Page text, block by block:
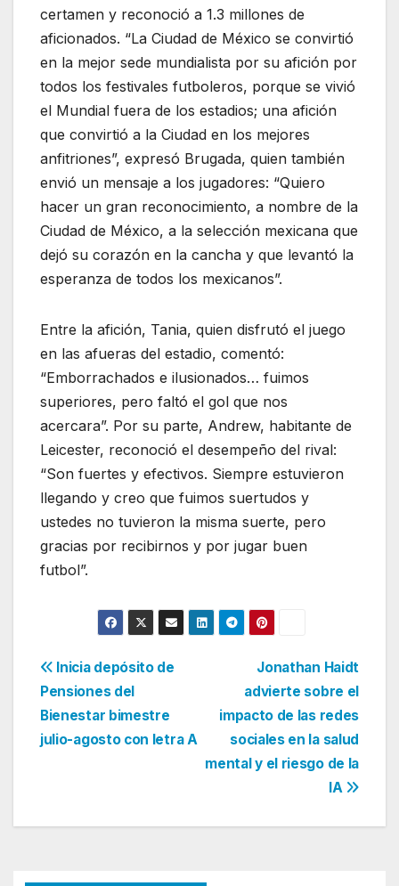
certamen y reconoció a 1.3 millones de
aficionados. “La Ciudad de México se convirtió
en la mejor sede mundialista por su afición por
todos los festivales futboleros, porque se vivió
el Mundial fuera de los estadios; una afición
que convirtió a la Ciudad en los mejores
anfitriones”, expresó Brugada, quien también
envió un mensaje a los jugadores: “Quiero
hacer un gran reconocimiento, a nombre de la
Ciudad de México, a la selección mexicana que
dejó su corazón en la cancha y que levantó la
esperanza de todos los mexicanos”.
Entre la afición, Tania, quien disfrutó el juego
en las afueras del estadio, comentó:
“Emborrachados e ilusionados… fuimos
superiores, pero faltó el gol que nos
acercara”. Por su parte, Andrew, habitante de
Leicester, reconoció el desempeño del rival:
“Son fuertes y efectivos. Siempre estuvieron
llegando y creo que fuimos suertudos y
ustedes no tuvieron la misma suerte, pero
gracias por recibirnos y por jugar buen
futbol”.
Navegación
de
entradas
Jonathan Haidt
advierte sobre el
impacto de las redes
sociales en la salud
mental y el riesgo de la
IA
Inicia depósito de
Pensiones del
Bienestar bimestre
julio-agosto con letra A